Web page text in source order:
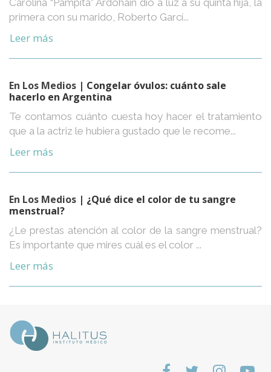
Carolina “Pampita” Ardohain dio a luz a su quinta hija, la
primera con su marido, Roberto Garcí...
Leer más
En Los Medios | Congelar óvulos: cuánto sale
hacerlo en Argentina
Te contamos cuánto cuesta hoy hacer el tratamiento
que a la actriz le hubiera gustado que le recome...
Leer más
En Los Medios | ¿Qué dice el color de tu sangre
menstrual?
¿Le prestas atención al color de la sangre menstrual?
Es importante que mires cuál es el color ...
Leer más